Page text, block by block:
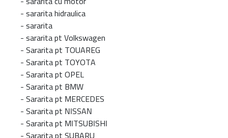
- sararita hidraulica
- sararita
- sararita pt Volkswagen
- Sararita pt TOUAREG
- Sararita pt TOYOTA
- Sararita pt OPEL
- Sararita pt BMW
- Sararita pt MERCEDES
- Sararita pt NISSAN
- Sararita pt MITSUBISHI
- Sararita pt SUBARU